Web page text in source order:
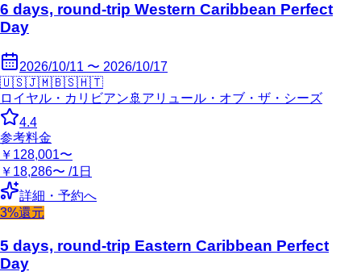
6 days, round-trip Western Caribbean Perfect
Day
2026/10/11 〜 2026/10/17
🇺🇸🇯🇲🇧🇸🇭🇹
ロイヤル・カリビアン 🚢 アリュール・オブ・ザ・シーズ
4.4
参考料金
￥128,001〜
￥18,286〜 /1日
詳細・予約へ
3%還元
5 days, round-trip Eastern Caribbean Perfect
Day